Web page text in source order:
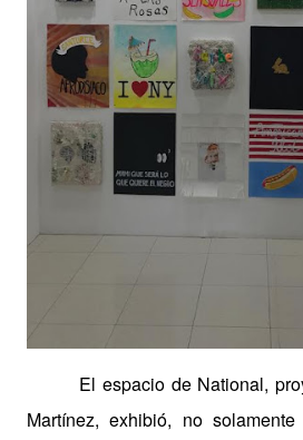
El espacio de National,
Martínez, exhibió, no